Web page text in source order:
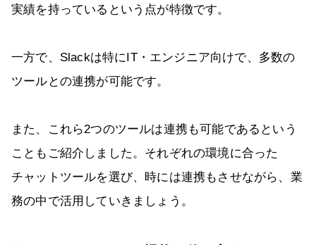
実績を持っているという点が特徴です。
一方で、Slackは特にIT・エンジニア向けで、多数の
ツールとの連携が可能です。
また、これら2つのツールは連携も可能であるという
こともご紹介しました。それぞれの環境に合った
チャットツールを選び、時には連携もさせながら、業
務の中で活用していきましょう。